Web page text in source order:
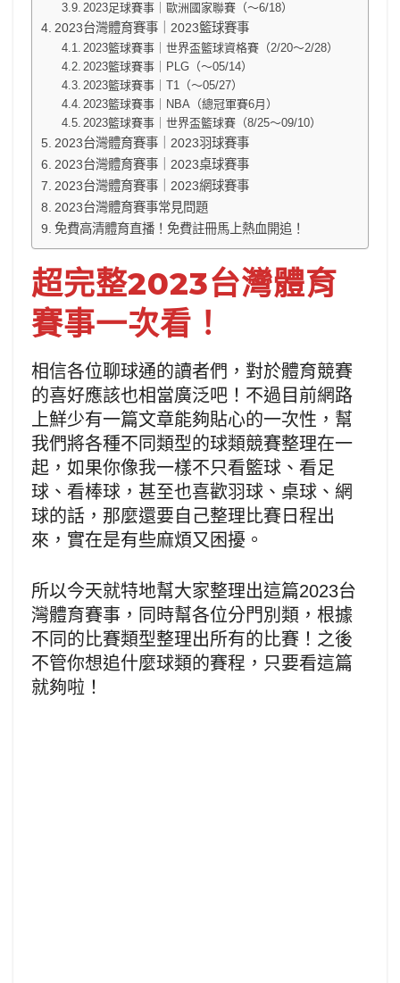
2023足球賽事｜歐洲國家聯賽（～6/18）
2023台灣體育賽事｜2023籃球賽事
2023籃球賽事｜世界盃籃球資格賽（2/20～2/28）
2023籃球賽事｜PLG（～05/14）
2023籃球賽事｜T1（～05/27）
2023籃球賽事｜NBA（總冠軍賽6月）
2023籃球賽事｜世界盃籃球賽（8/25～09/10）
2023台灣體育賽事｜2023羽球賽事
2023台灣體育賽事｜2023桌球賽事
2023台灣體育賽事｜2023網球賽事
2023台灣體育賽事常見問題
免費高清體育直播！免費註冊馬上熱血開追！
超完整2023台灣體育
賽事一次看！
相信各位聊球通的讀者們，對於體育競賽
的喜好應該也相當廣泛吧！不過目前網路
上鮮少有一篇文章能夠貼心的一次性，幫
我們將各種不同類型的球類競賽整理在一
起，如果你像我一樣不只看籃球、看足
球、看棒球，甚至也喜歡羽球、桌球、網
球的話，那麼還要自己整理比賽日程出
來，實在是有些麻煩又困擾。
所以今天就特地幫大家整理出這篇2023台
灣體育賽事，同時幫各位分門別類，根據
不同的比賽類型整理出所有的比賽！之後
不管你想追什麼球類的賽程，只要看這篇
就夠啦！